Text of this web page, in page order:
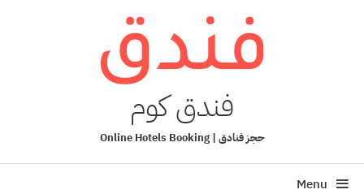
فندق كوم
حجز فنادق | Online Hotels Booking
Menu